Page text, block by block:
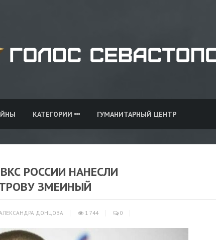
КАТЕГОРИИ ГУМАНИТАРНЫЙ ЦЕНТР
РОССИИ НАНЕСЛИ
ЗМЕИНЫЙ
ДОНЦОВА 1 744 0